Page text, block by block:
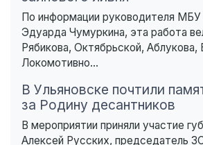
По информации руководителя
Эдуарда Чумуркина, эта работа
Рябикова, Октябрьской,
Локомотивно...
В Ульяновске почтили
за Родину десантников
В мероприятии приняли участие
Алексей Русских, председатель